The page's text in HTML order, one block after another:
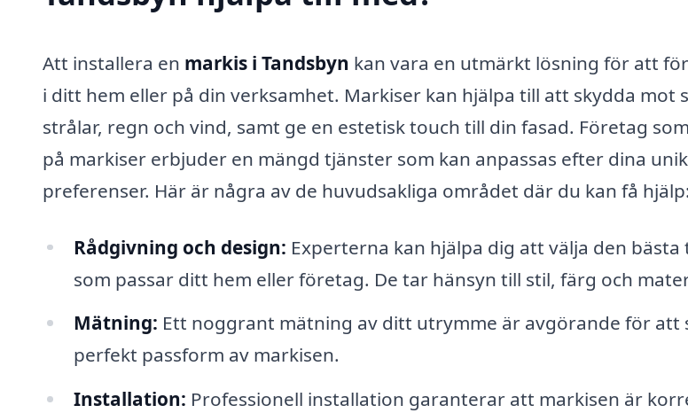
Att installera en markis i Tandsbyn kan vara en utmärkt lösning för att
i ditt hem eller på din verksamhet. Markiser kan hjälpa till att skydda mot
strålar, regn och vind, samt ge en estetisk touch till din fasad. Företag
på markiser erbjuder en mängd tjänster som kan anpassas efter dina
preferenser. Här är några av de huvudsakliga området där du kan få hjälp:
Rådgivning och design: Experterna kan hjälpa dig att välja den bästa
som passar ditt hem eller företag. De tar hänsyn till stil, färg och
Mätning: Ett noggrant mätning av ditt utrymme är avgörande för att
perfekt passform av markisen.
Installation: Professionell installation garanterar att markisen är